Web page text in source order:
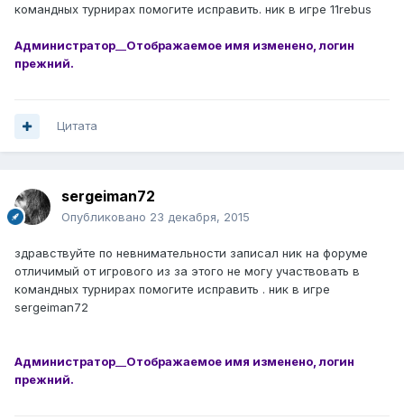
командных турнирах помогите исправить. ник в игре 11rebus
Администратор
Отображаемое имя изменено, логин
прежний.
Цитата
sergeiman72
Опубликовано 23 декабря, 2015
здравствуйте по невнимательности записал ник на форуме
отличимый от игрового из за этого не могу участвовать в
командных турнирах помогите исправить . ник в игре
sergeiman72
Администратор
Отображаемое имя изменено, логин
прежний.